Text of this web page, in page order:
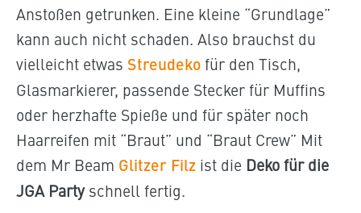
Anstoßen getrunken. Eine kleine “Grundlage”
kann auch nicht schaden. Also brauchst du
vielleicht etwas Streudekofür den Tisch,
Glasmarkierer, passende Stecker für Muffins
oder herzhafte Spieße und für später noch
Haarreifen mit “Braut” und “Braut Crew” Mit
dem Mr Beam Glitzer Filzist die Deko für die
JGA Partyschnell fertig.